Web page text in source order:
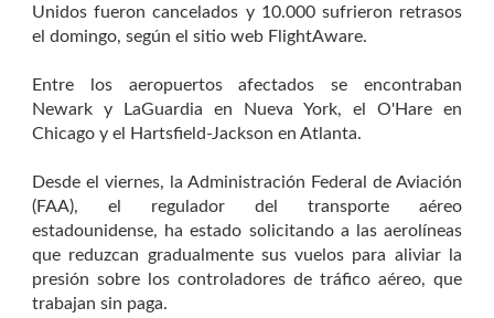
Unidos fueron cancelados y 10.000 sufrieron retrasos
el domingo, según el sitio web FlightAware.
Entre los aeropuertos afectados se encontraban
Newark y LaGuardia en Nueva York, el O'Hare en
Chicago y el Hartsfield-Jackson en Atlanta.
Desde el viernes, la Administración Federal de Aviación
(FAA), el regulador del transporte aéreo
estadounidense, ha estado solicitando a las aerolíneas
que reduzcan gradualmente sus vuelos para aliviar la
presión sobre los controladores de tráfico aéreo, que
trabajan sin paga.